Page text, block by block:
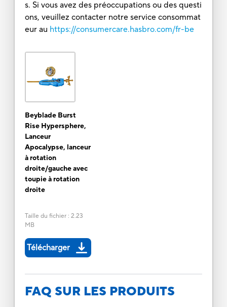
s. Si vous avez des préoccupations ou des questi
ons, veuillez contacter notre service consommat
eur au https://consumercare.hasbro.com/fr-be
Beyblade Burst
Rise Hypersphere,
Lanceur
Apocalypse, lanceur
à rotation
droite/gauche avec
toupie à rotation
droite
Taille du fichier: 2.23
MB
Télécharger
FAQ SUR LES PRODUITS